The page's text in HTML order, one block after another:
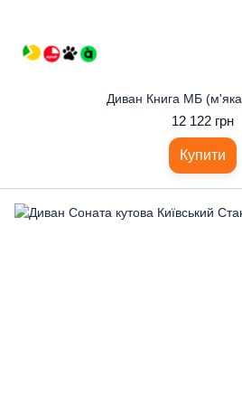
Диван Книга МБ
12 122 грн
Купити